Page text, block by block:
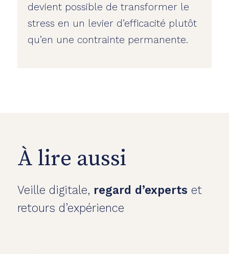
devient possible de transformer le
stress en un levier d’efficacité plutôt
qu’en une contrainte permanente.
À lire aussi
Veille digitale, regard d’experts et
retours d’expérience